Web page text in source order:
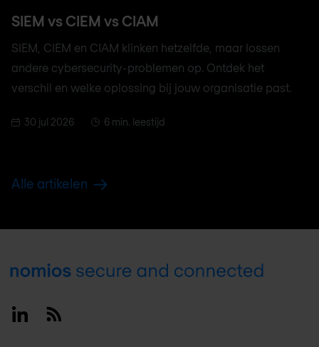
SIEM vs CIEM vs CIAM
SIEM, CIEM en CIAM klinken hetzelfde, maar lossen
andere cybersecurity-problemen op. Ontdek het
verschil en welke oplossing bij jouw organisatie past.
30 jul 2026 6 min. leestijd
Alle artikelen
Footer
LinkedinRSS